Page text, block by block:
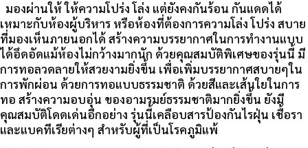
มองผ่านให้ ให้ความโปร่ง โล่ง แต่ยังคงกันร้อน กันแดดได้
เหมาะกับห้องผู้บริหาร หรือห้องที่ต้องการความโล่ง โปร่ง สบาย
ที่มองเห็นภายนอกได้ สร้างความบรรยากาศในการทำงานแบบ
ได้อึดอัดแม้ห้องไม่กว้างมากนัก ด้วยคุณสมบัติพิเศษของรุ่นนี้ มี
การทอลวดลายให้สวยงามยิ่งขึ้น เพื่อเพิ่มบรรยากาศสบายๆใน
การพักผ่อน ด้วยการทอแบบธรรมชาติ ด้วยสีและเส้นใยในการ
ทอ สร้างความอบอุ่น ของอามรมย์ธรรมชาติมากยิ่งขึ้น ยังมี
คุณสมบัติโดดเด่นอีกอย่าง รุ่นนี้เคลือบสารป้องกันไรฝุ่น เชื้อรา
และแบคทีเรียต่างๆ สำหรับผู้ที่เป็นโรคภูมิแพ้